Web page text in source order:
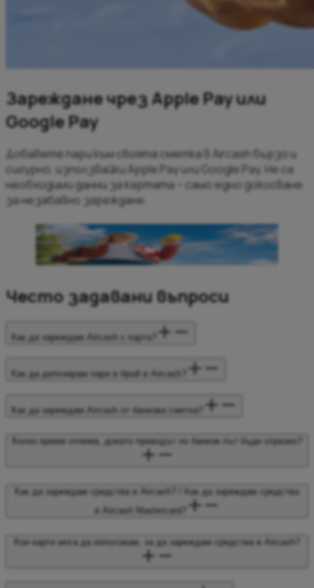
Зареждане чрез Apple Pay или
Google Pay
Добавете пари към своята сметка в Aircash бързо и
сигурно, използвайки Apple Pay или Google Pay. Не са
необходими данни за картата – само едно докосване
за незабавно зареждане.
Можете също да заредите сметката си, като
помолите някой да ви изпрати пари
Получавайте пари с Aircash
Често задавани въпроси
Как да зареждам Aircash с карта?
Как да депозирам пари в брой в Aircash?
Как да зареждам Aircash от банкова сметка?
Колко време отнема, докато преводът по банков път бъде отразен?
Как да зареждам средства в Aircash? / Как да зареждам средства
в Aircash Mastercard?
Кои карти мога да използвам, за да зареждам средства в Aircash?